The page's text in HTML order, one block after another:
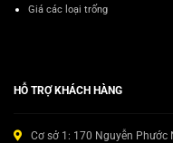
Giá các loại trống
HỖ TRỢ KHÁCH HÀNG
Cơ sở 1: 170 Nguyễn Phước